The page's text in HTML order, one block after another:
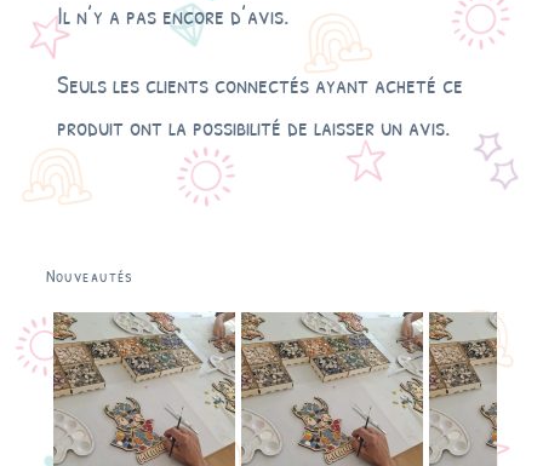
Il n’y a pas encore d’avis.
Seuls les clients connectés ayant acheté ce
produit ont la possibilité de laisser un avis.
Nouveautés